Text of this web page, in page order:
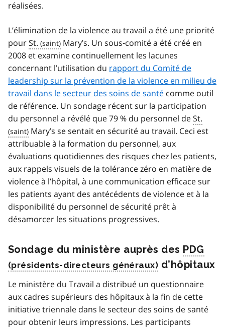
réalisées.
L’élimination de la violence au travail a été une priorité
pourSt.
Mary’s. Un sous‑comité a été créé en
2008 et examine continuellement les lacunes
concernant l’utilisation du rapport du Comité de
leadership sur la prévention de la violence en milieu de
travail dans le secteur des soins de santé comme outil
de référence. Un sondage récent sur la participation
du personnel a révélé que 79 % du personnel deSt.
Mary’s se sentait en sécurité au travail. Ceci est
attribuable à la formation du personnel, aux
évaluations quotidiennes des risques chez les patients,
aux rappels visuels de la tolérance zéro en matière de
violence à l’hôpital, à une communication efficace sur
les patients ayant des antécédents de violence et à la
disponibilité du personnel de sécurité prêt à
désamorcer les situations progressives.
Sondage du ministère auprès des PDG
d’hôpitaux
Le ministère du Travail a distribué un questionnaire
aux cadres supérieurs des hôpitaux à la fin de cette
initiative triennale dans le secteur des soins de santé
pour obtenir leurs impressions. Les participants